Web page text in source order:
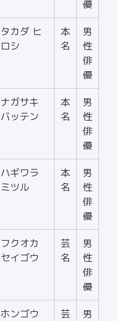
優
タカダ ヒ
ロシ
本
名
男
性
俳
優
ナガサキ
バッテン
本
名
男
性
俳
優
ハギワラ
ミツル
本
名
男
性
俳
優
フクオカ
セイゴウ
芸
名
男
性
俳
優
ホンゴウ
芸
男